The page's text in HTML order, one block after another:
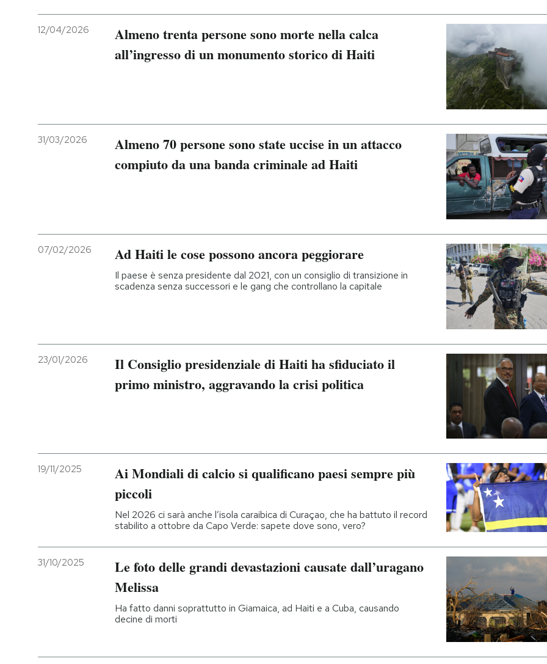
12/04/2026
Almeno trenta persone sono morte nella calca
all’ingresso di un monumento storico di Haiti
31/03/2026
Almeno 70 persone sono state uccise in un attacco
compiuto da una banda criminale ad Haiti
07/02/2026 Ad Haiti le cose possono ancora peggiorare
Il paese è senza presidente dal 2021, con un consiglio di transizione in
scadenza senza successori e le gang che controllano la capitale
23/01/2026
Il Consiglio presidenziale di Haiti ha sfiduciato il
primo ministro, aggravando la crisi politica
19/11/2025
Ai Mondiali di calcio si qualificano paesi sempre più
piccoli
Nel 2026 ci sarà anche l’isola caraibica di Curaçao, che ha battuto il record
stabilito a ottobre da Capo Verde: sapete dove sono, vero?
31/10/2025
Le foto delle grandi devastazioni causate dall’uragano
Melissa
Ha fatto danni soprattutto in Giamaica, ad Haiti e a Cuba, causando
decine di morti